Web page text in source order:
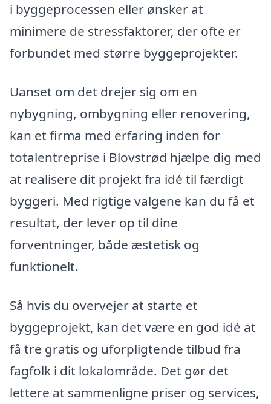
i byggeprocessen eller ønsker at
minimere de stressfaktorer, der ofte er
forbundet med større byggeprojekter.
Uanset om det drejer sig om en
nybygning, ombygning eller renovering,
kan et firma med erfaring inden for
totalentreprise i Blovstrød hjælpe dig med
at realisere dit projekt fra idé til færdigt
byggeri. Med rigtige valgene kan du få et
resultat, der lever op til dine
forventninger, både æstetisk og
funktionelt.
Så hvis du overvejer at starte et
byggeprojekt, kan det være en god idé at
få tre gratis og uforpligtende tilbud fra
fagfolk i dit lokalområde. Det gør det
lettere at sammenligne priser og services,